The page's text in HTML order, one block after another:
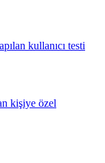
kullanıcı testi
kişiye özel